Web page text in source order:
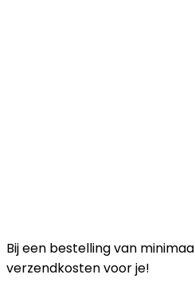
Bij een bestelling van
verzendkosten voor je!